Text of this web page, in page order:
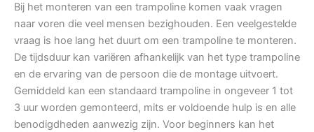
Bij het monteren van een trampoline komen vaak vragen
naar voren die veel mensen bezighouden. Een veelgestelde
vraag is hoe lang het duurt om een trampoline te monteren.
De tijdsduur kan variëren afhankelijk van het type trampoline
en de ervaring van de persoon die de montage uitvoert.
Gemiddeld kan een standaard trampoline in ongeveer 1 tot
3 uur worden gemonteerd, mits er voldoende hulp is en alle
benodigdheden aanwezig zijn. Voor beginners kan het